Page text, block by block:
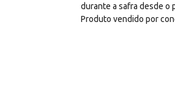
durante a safra desde o
Produto vendido por